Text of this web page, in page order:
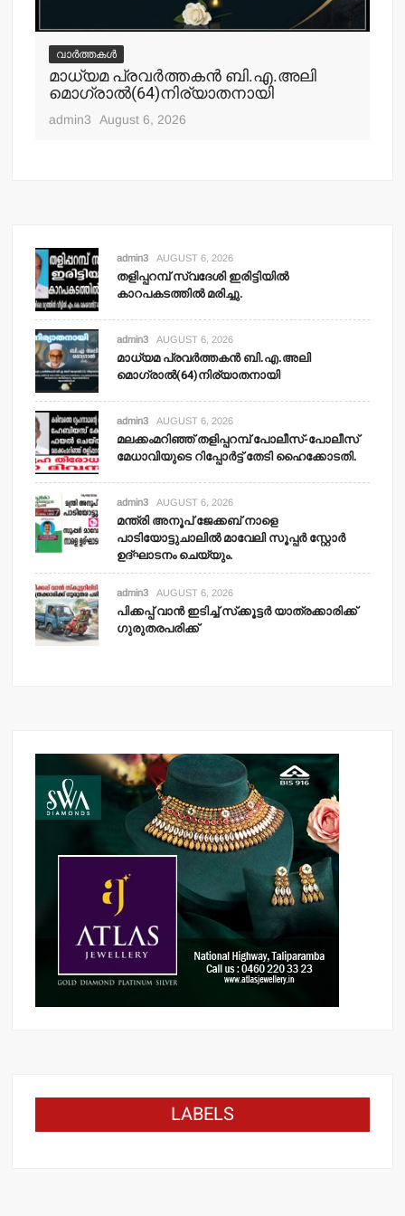
വാർത്തകൾ
മാധ്യമ പ്രവര്‍ത്തകന്‍ ബി.എ.അലി
മൊഗ്രാല്‍(64)നിര്യാതനായി
admin3 August 6, 2026
admin3 AUGUST 6, 2026
തളിപ്പറമ്പ് സ്വദേശി ഇരിട്ടിയില്‍
കാറപകടത്തില്‍ മരിച്ചു.
admin3 AUGUST 6, 2026
മാധ്യമ പ്രവര്‍ത്തകന്‍ ബി.എ.അലി
മൊഗ്രാല്‍(64)നിര്യാതനായി
admin3 AUGUST 6, 2026
മലക്കംമറിഞ്ഞ് തളിപ്പറമ്പ് പോലീസ്-പോലീസ്
മേധാവിയുടെ റിപ്പോര്‍ട്ട് തേടി ഹൈക്കോടതി.
admin3 AUGUST 6, 2026
മന്ത്രി അനൂപ് ജേക്കബ് നാളെ
പാടിയോട്ടുചാലില്‍ മാവേലി സൂപ്പര്‍ സ്റ്റോര്‍
ഉദ്ഘാടനം ചെയ്യും.
admin3 AUGUST 6, 2026
പിക്കപ്പ് വാന്‍ ഇടിച്ച് സ്‌ക്കൂട്ടര്‍ യാത്രക്കാരിക്ക്
ഗുരുതരപരിക്ക്
LABELS